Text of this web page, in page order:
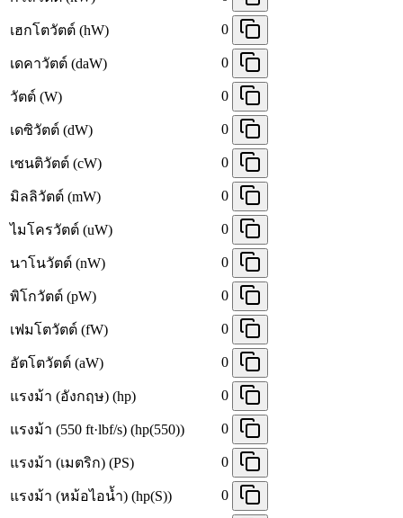
เฮกโตวัตต์ (hW) 0
เดคาวัตต์ (daW) 0
วัตต์ (W) 0
เดซิวัตต์ (dW) 0
เซนติวัตต์ (cW) 0
มิลลิวัตต์ (mW) 0
ไมโครวัตต์ (uW) 0
นาโนวัตต์ (nW) 0
พิโกวัตต์ (pW) 0
เฟมโตวัตต์ (fW) 0
อัตโตวัตต์ (aW) 0
แรงม้า (อังกฤษ) (hp) 0
แรงม้า (550 ft·lbf/s) (hp(550)) 0
แรงม้า (เมตริก) (PS) 0
แรงม้า (หม้อไอน้ำ) (hp(S)) 0